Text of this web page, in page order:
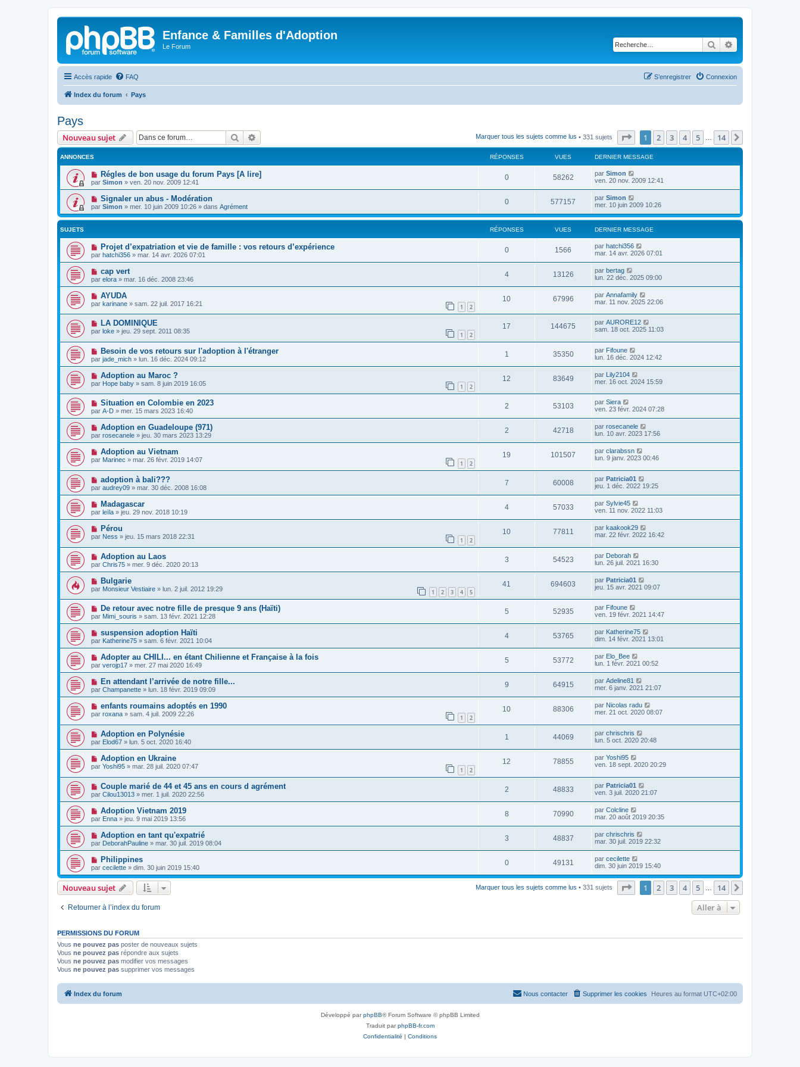
Enfance & Familles d'Adoption
Le Forum Rechercher
Accès rapide FAQ Connexion
S’enregistrer
Index du forum Pays
Pays
Nouveau sujet Rechercher Marquer tous les sujets comme lus • 331 sujets Page sur14
1 2 3 4 5 14
ANNONCES RÉPONSES VUES DERNIER MESSAGE
Régles de bon usage du forum Pays [A lire]
par Simon » ven. 20 nov. 2009 12:41
0 58262 par Simon
ven. 20 nov. 2009 12:41
Signaler un abus - Modération
par Simon » mer. 10 juin 2009 10:26 » dans Agrément
0 577157 par Simon
mer. 10 juin 2009 10:26
SUJETS RÉPONSES VUES DERNIER MESSAGE
Projet d’expatriation et vie de famille : vos retours d’expérience
par hatchi356 » mar. 14 avr. 2026 07:01
0 1566 par hatchi356
mar. 14 avr. 2026 07:01
cap vert
par elora » mar. 16 déc. 2008 23:46
4 13126 par bertag
lun. 22 déc. 2025 09:00
AYUDA
par karinane » sam. 22 juil. 2017 16:21 1 2
10 67996 par Annafamily
mar. 11 nov. 2025 22:06
LA DOMINIQUE
par loke » jeu. 29 sept. 2011 08:35 1 2
17 144675 par AURORE12
sam. 18 oct. 2025 11:03
Besoin de vos retours sur l'adoption à l'étranger
par jade_mich » lun. 16 déc. 2024 09:12
1 35350 par Fifoune
lun. 16 déc. 2024 12:42
Adoption au Maroc ?
par Hope baby » sam. 8 juin 2019 16:05 1 2
12 83649 par Lily2104
mer. 16 oct. 2024 15:59
Situation en Colombie en 2023
par A-D » mer. 15 mars 2023 16:40
2 53103 par Siera
ven. 23 févr. 2024 07:28
Adoption en Guadeloupe (971)
par rosecanele » jeu. 30 mars 2023 13:29
2 42718 par rosecanele
lun. 10 avr. 2023 17:56
Adoption au Vietnam
par Marinec » mar. 26 févr. 2019 14:07 1 2
19 101507 par clarabssn
lun. 9 janv. 2023 00:46
adoption à bali???
par audrey09 » mar. 30 déc. 2008 16:08
7 60008 par Patricia01
jeu. 1 déc. 2022 19:25
Madagascar
par leïla » jeu. 29 nov. 2018 10:19
4 57033 par Sylvie45
ven. 11 nov. 2022 11:03
Pérou
par Ness » jeu. 15 mars 2018 22:31 1 2
10 77811 par kaakook29
mar. 22 févr. 2022 16:42
Adoption au Laos
par Chris75 » mer. 9 déc. 2020 20:13
3 54523 par Deborah
lun. 26 juil. 2021 16:30
Bulgarie
par Monsieur Vestiaire » lun. 2 juil. 2012 19:29 1 2 3 4 5
41 694603 par Patricia01
jeu. 15 avr. 2021 09:07
De retour avec notre fille de presque 9 ans (Haïti)
par Mimi_souris » sam. 13 févr. 2021 12:28
5 52935 par Fifoune
ven. 19 févr. 2021 14:47
suspension adoption Haïti
par Katherine75 » sam. 6 févr. 2021 10:04
4 53765 par Katherine75
dim. 14 févr. 2021 13:01
Adopter au CHILI... en étant Chilienne et Française à la fois
par verojp17 » mer. 27 mai 2020 16:49
5 53772 par Elo_Bee
lun. 1 févr. 2021 00:52
En attendant l’arrivée de notre fille...
par Champanette » lun. 18 févr. 2019 09:09
9 64915 par Adeline81
mer. 6 janv. 2021 21:07
enfants roumains adoptés en 1990
par roxana » sam. 4 juil. 2009 22:26 1 2
10 88306 par Nicolas radu
mer. 21 oct. 2020 08:07
Adoption en Polynésie
par Elod67 » lun. 5 oct. 2020 16:40
1 44069 par chrischris
lun. 5 oct. 2020 20:48
Adoption en Ukraine
par Yoshi95 » mar. 28 juil. 2020 07:47 1 2
12 78855 par Yoshi95
ven. 18 sept. 2020 20:29
Couple marié de 44 et 45 ans en cours d agrément
par Cilou13013 » mer. 1 juil. 2020 22:56
2 48833 par Patricia01
ven. 3 juil. 2020 21:07
Adoption Vietnam 2019
par Enna » jeu. 9 mai 2019 13:56
8 70990 par Colcline
mar. 20 août 2019 20:35
Adoption en tant qu'expatrié
par DeborahPauline » mar. 30 juil. 2019 08:04
3 48837 par chrischris
mar. 30 juil. 2019 22:32
Philippines
par cecilette » dim. 30 juin 2019 15:40
0 49131 par cecilette
dim. 30 juin 2019 15:40
Nouveau sujet Marquer tous les sujets comme lus • 331 sujets Page sur14
1 2 3 4 5 14
Retourner à l’index du forum Aller à
PERMISSIONS DU FORUM
Vous ne pouvez pas poster de nouveaux sujets
Vous ne pouvez pas répondre aux sujets
Vous ne pouvez pas modifier vos messages
Vous ne pouvez pas supprimer vos messages
Index du forum Heures au format UTC+02:00
Supprimer les cookies
Nous contacter
Développé parphpBB® Forum Software © phpBB Limited
Traduit parphpBB-fr.com
Confidentialité | Conditions